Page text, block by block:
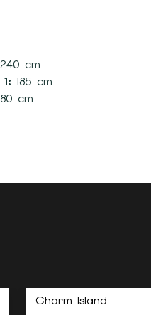
240 cm
185 cm
80 cm
Charm Island